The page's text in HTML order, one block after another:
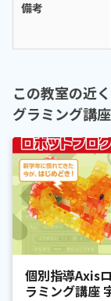
備考
この教室の近
グラミング講
個別指導Axis
ラミング講座